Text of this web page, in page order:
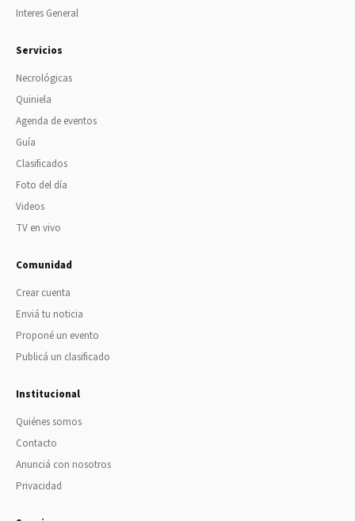
Interes General
Servicios
Necrológicas
Quiniela
Agenda de eventos
Guía
Clasificados
Foto del día
Videos
TV en vivo
Comunidad
Crear cuenta
Enviá tu noticia
Proponé un evento
Publicá un clasificado
Institucional
Quiénes somos
Contacto
Anunciá con nosotros
Privacidad